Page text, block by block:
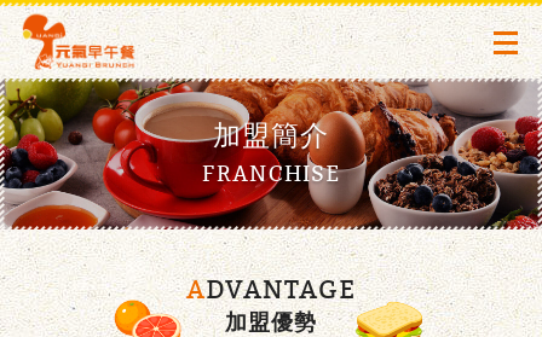
加盟簡介
FRANCHISE
ADVANTAGE
加盟優勢